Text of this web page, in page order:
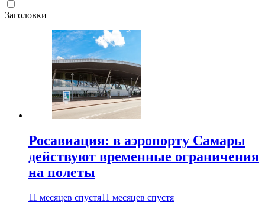
Заголовки
Росавиация: в аэропорту Самары
действуют временные ограничения
на полеты
11 месяцев спустя11 месяцев спустя